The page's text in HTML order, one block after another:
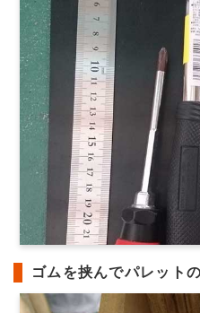
ゴムを挟んでパレット